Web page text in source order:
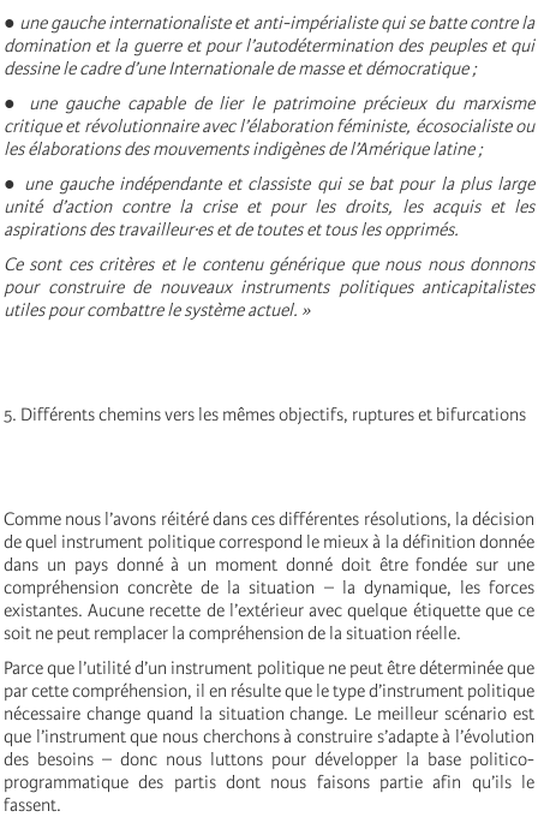
● une gauche internationaliste et anti-impérialiste qui se batte contre la
domination et la guerre et pour l’autodétermination des peuples et qui
dessine le cadre d’une Internationale de masse et démocratique ;
● une gauche capable de lier le patrimoine précieux du marxisme
critique et révolutionnaire avec l’élaboration féministe, écosocialiste ou
les élaborations des mouvements indigènes de l’Amérique latine ;
● une gauche indépendante et classiste qui se bat pour la plus large
unité d’action contre la crise et pour les droits, les acquis et les
aspirations des travailleur·es et de toutes et tous les opprimés.
Ce sont ces critères et le contenu générique que nous nous donnons
pour construire de nouveaux instruments politiques anticapitalistes
utiles pour combattre le système actuel. »
5. Différents chemins vers les mêmes objectifs, ruptures et bifurcations
Comme nous l’avons réitéré dans ces différentes résolutions, la décision
de quel instrument politique correspond le mieux à la définition donnée
dans un pays donné à un moment donné doit être fondée sur une
compréhension concrète de la situation – la dynamique, les forces
existantes. Aucune recette de l’extérieur avec quelque étiquette que ce
soit ne peut remplacer la compréhension de la situation réelle.
Parce que l’utilité d’un instrument politique ne peut être déterminée que
par cette compréhension, il en résulte que le type d’instrument politique
nécessaire change quand la situation change. Le meilleur scénario est
que l’instrument que nous cherchons à construire s’adapte à l’évolution
des besoins – donc nous luttons pour développer la base politico-
programmatique des partis dont nous faisons partie afin qu’ils le
fassent.